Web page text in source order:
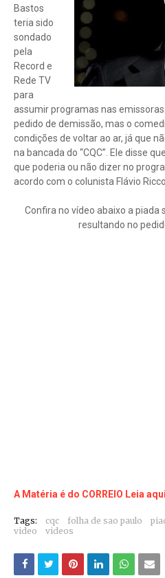
Bastos
teria sido
sondado
pela
Record e
Rede TV
para
assumir programas nas
pedido de demissão, mas o
condições de voltar ao ar, já que
na bancada do “CQC”. Ele disse
que poderia ou não dizer no
acordo com o colunista Flávio Ricco.
Confira no vídeo abaixo a piada
resultando no
A Matéria é do CORREIO Leia aqui
Tags: cqc folha de sao paulo
video
videos